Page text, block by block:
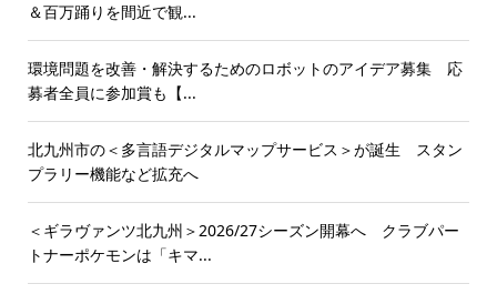
＆百万踊りを間近で観...
環境問題を改善・解決するためのロボットのアイデア募集 応
募者全員に参加賞も【...
北九州市の＜多言語デジタルマップサービス＞が誕生 スタン
プラリー機能など拡充へ
＜ギラヴァンツ北九州＞2026/27シーズン開幕へ クラブパー
トナーポケモンは「キマ...